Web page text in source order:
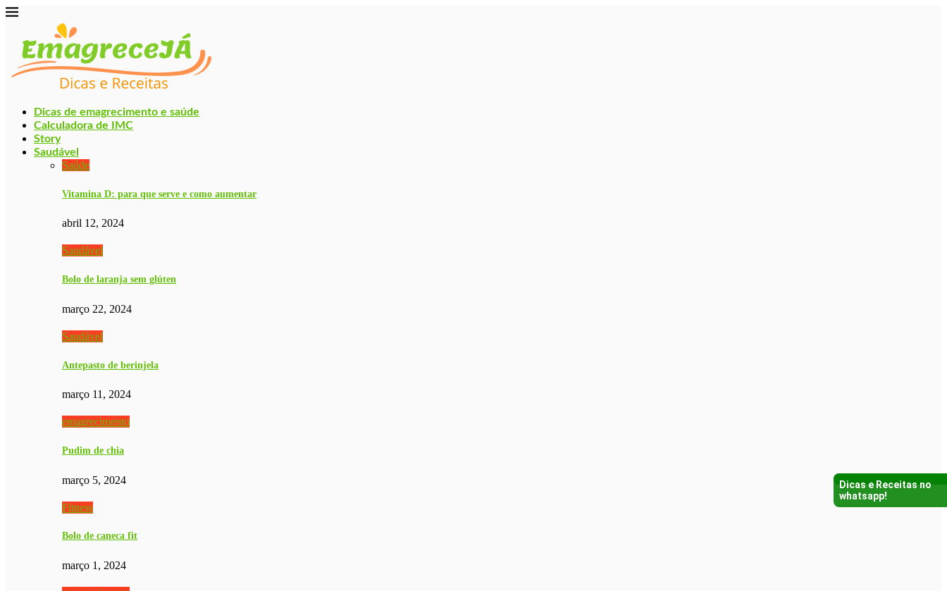
Dicas de emagrecimento e saúde
Calculadora de IMC
Story
Saudável
Saúde
Vitamina D: para que serve e como aumentar
abril 12, 2024
Saudável
Bolo de laranja sem glúten
março 22, 2024
Saudável
Antepasto de berinjela
março 11, 2024
emagrecimento
Pudim de chia
março 5, 2024
Fitness
Bolo de caneca fit
março 1, 2024
Dicas e Receitas no
whatsapp!